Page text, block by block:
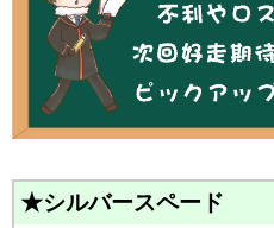
★シルバースペード